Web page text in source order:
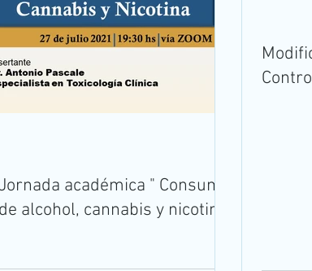
Jornada académica " Consumo
de alcohol, cannabis y nicotina"